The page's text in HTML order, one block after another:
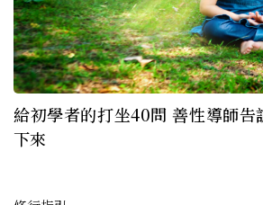
給初學者的打坐40問 善性導師告
下來